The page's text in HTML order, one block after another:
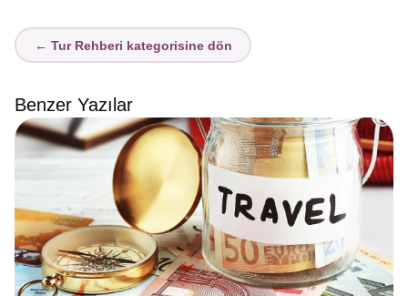
← Tur Rehberi kategorisine dön
Benzer Yazılar